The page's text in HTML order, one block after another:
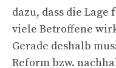
dazu, dass die Lage
viele Betroffene
Gerade deshalb
Reform bzw.